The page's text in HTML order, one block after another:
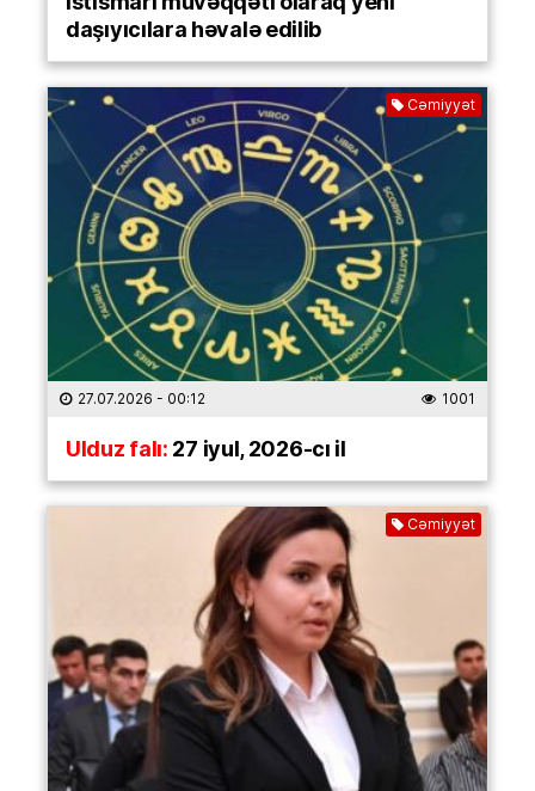
daşıyıcılara həvalə edilib
Cəmiyyət
27.07.2026 - 00:12 1001
Ulduz falı:27 iyul, 2026-cı il
Cəmiyyət